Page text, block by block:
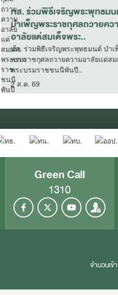
ทส. ร่วมเข้าเฝ้าฯ รับเสด็จ ใน
ราชพิธีทรงบำเพ็ญพระราชกุ
เนื่องในวัน..
ทส. ร่วมเข้าเฝ้าฯ รับเสด็จ ในพระ
พิธีทรงบำเพ็ญพระราชกุศล เนื่อง
อาสาฬหบูชาและเท..
30 ก.ค. 69
Green Call
1310
จำนวนเข้